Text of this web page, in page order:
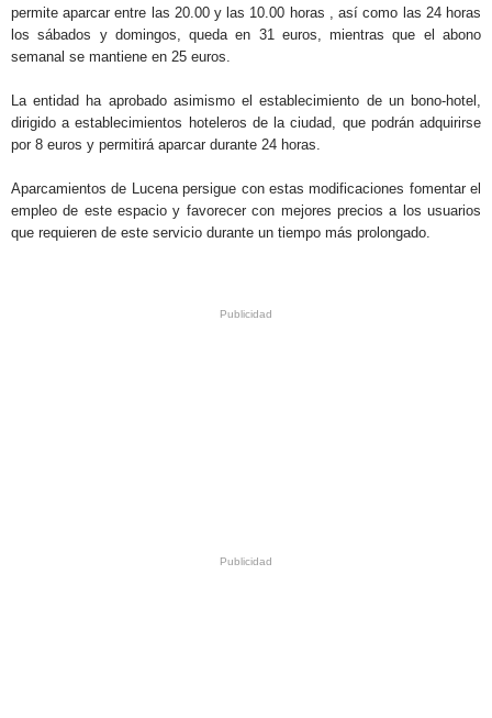
permite aparcar entre las 20.00 y las 10.00 horas , así como las 24 horas
los sábados y domingos, queda en 31 euros, mientras que el abono
semanal se mantiene en 25 euros.
La entidad ha aprobado asimismo el establecimiento de un bono-hotel,
dirigido a establecimientos hoteleros de la ciudad, que podrán adquirirse
por 8 euros y permitirá aparcar durante 24 horas.
Aparcamientos de Lucena persigue con estas modificaciones fomentar el
empleo de este espacio y favorecer con mejores precios a los usuarios
que requieren de este servicio durante un tiempo más prolongado.